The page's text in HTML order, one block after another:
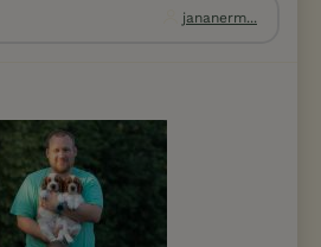
jananerm...